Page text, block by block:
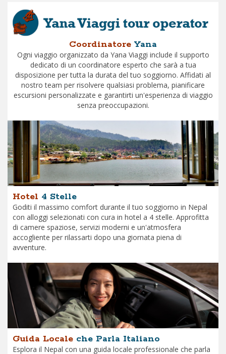
Coordinatore Yana
Ogni viaggio organizzato da Yana Viaggi include il supporto
dedicato di un coordinatore esperto che sarà a tua
disposizione per tutta la durata del tuo soggiorno. Affidati al
nostro team per risolvere qualsiasi problema, pianificare
escursioni personalizzate e garantirti un'esperienza di viaggio
senza preoccupazioni.
Hotel 4 Stelle
Goditi il massimo comfort durante il tuo soggiorno in Nepal
con alloggi selezionati con cura in hotel a 4 stelle. Approfitta
di camere spaziose, servizi moderni e un'atmosfera
accogliente per rilassarti dopo una giornata piena di
avventure.
Guida Locale che Parla Italiano
Esplora il Nepal con una guida locale professionale che parla